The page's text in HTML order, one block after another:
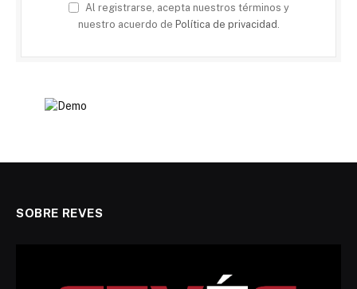
Al registrarse, acepta nuestros términos y
nuestro acuerdo de Política de privacidad
SOBRE REVES